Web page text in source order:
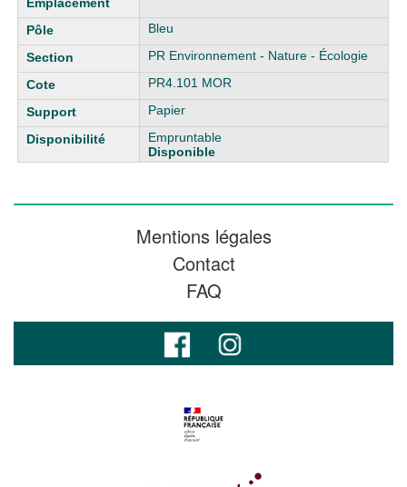
Bleu
PR Environnement - Nature - Écologie
PR4.101 MOR
Papier
Empruntable
Disponible
Mentions légales
Contact
FAQ